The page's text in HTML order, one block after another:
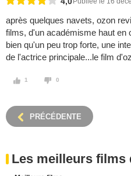
après quelques navets, ozon
films, d'un académisme haut en
bien qu'un peu trop forte, une
de l'actrice principale...le film
1 0
PRÉCÉDENTE
Les meilleurs films